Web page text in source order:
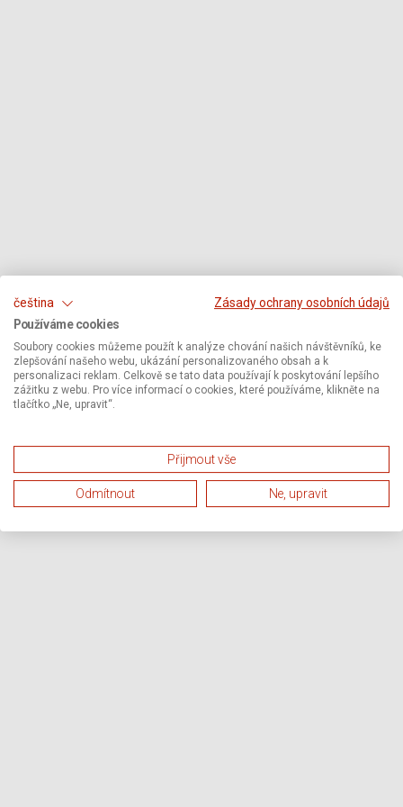
čeština
Zásady ochrany osobních údajů
Používáme cookies
Soubory cookies můžeme použít k analýze chování našich návštěvníků, ke
zlepšování našeho webu, ukázání personalizovaného obsah a k
personalizaci reklam. Celkově se tato data používají k poskytování lepšího
zážitku z webu. Pro více informací o cookies, které používáme, klikněte na
tlačítko „Ne, upravit“.
Přijmout vše
Odmítnout Ne, upravit